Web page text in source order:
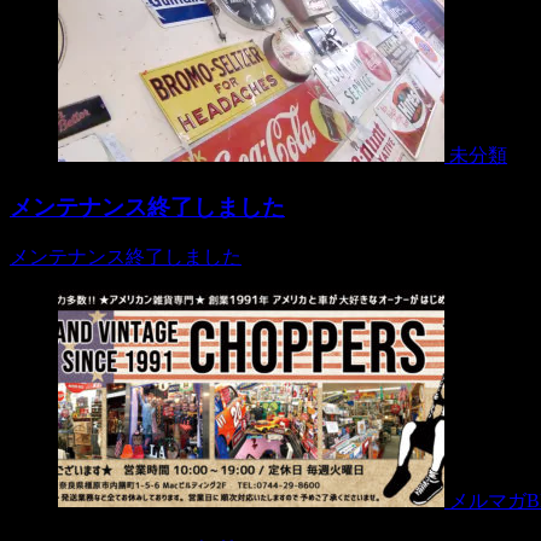
未分類
メンテナンス終了しました
メンテナンス終了しました
メルマガ